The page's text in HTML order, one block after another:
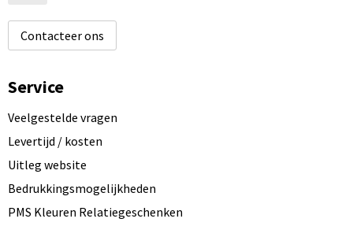
Contacteer ons
Service
Veelgestelde vragen
Levertijd / kosten
Uitleg website
Bedrukkingsmogelijkheden
PMS Kleuren Relatiegeschenken